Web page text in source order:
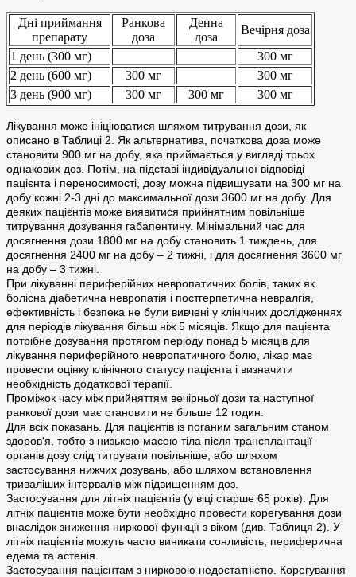
Дні приймання
препарату
Ранкова
доза
Денна
доза
Вечірня доза
1 день (300 мг)
300 мг
2 день (600 мг)
300 мг
300 мг
3 день (900 мг)
300 мг 300 мг 300 мг
Лікування може ініціюватися шляхом титрування дози, як
описано в Таблиці 2. Як альтернатива, початкова доза може
становити 900 мг на добу, яка приймається у вигляді трьох
однакових доз. Потім, на підставі індивідуальної відповіді
пацієнта і переносимості, дозу можна підвищувати на 300 мг на
добу кожні 2-3 дні до максимальної дози 3600 мг на добу. Для
деяких пацієнтів може виявитися прийнятним повільніше
титрування дозування габапентину. Мінімальний час для
досягнення дози 1800 мг на добу становить 1 тиждень, для
досягнення 2400 мг на добу – 2 тижні, і для досягнення 3600 мг
на добу – 3 тижні.
При лікуванні периферійних невропатичних болів, таких як
болісна діабетична невропатія і постгерпетична невралгія,
ефективність і безпека не були вивчені у клінічних дослідженнях
для періодів лікування більш ніж 5 місяців. Якщо для пацієнта
потрібне дозування протягом періоду понад 5 місяців для
лікування периферійного невропатичного болю, лікар має
провести оцінку клінічного статусу пацієнта і визначити
необхідність додаткової терапії.
Проміжок часу між прийняттям вечірньої дози та наступної
ранкової дози має становити не більше 12 годин.
Для всіх показань. Для пацієнтів із поганим загальним станом
здоров'я, тобто з низькою масою тіла після трансплантації
органів дозу слід титрувати повільніше, або шляхом
застосування нижчих дозувань, або шляхом встановлення
триваліших інтервалів між підвищенням доз.
Застосування для літніх пацієнтів (у віці старше 65 років). Для
літніх пацієнтів може бути необхідно провести корегування дози
внаслідок зниження ниркової функції з віком (див. Таблиця 2). У
літніх пацієнтів можуть часто виникати сонливість, периферична
едема та астенія.
Застосування пацієнтам з нирковою недостатністю. Корегування